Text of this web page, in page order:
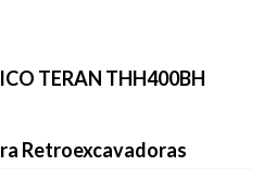
Retroexcavadoras